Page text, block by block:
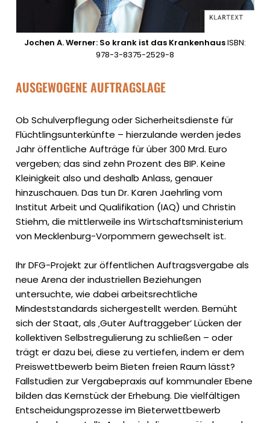
Jochen A. Werner: So krank ist das KrankenhausISBN:
978-3-8375-2529-8
AUSGEWOGENE AUFTRAGSLAGE
Ob Schulverpflegung oder Sicherheitsdienste für
Flüchtlingsunterkünfte – hierzulande werden jedes
Jahr öffentliche Aufträge für über 300 Mrd. Euro
vergeben; das sind zehn Prozent des BIP. Keine
Kleinigkeit also und deshalb Anlass, genauer
hinzuschauen. Das tun Dr. Karen Jaehrling vom
Institut Arbeit und Qualifikation (IAQ) und Christin
Stiehm, die mittlerweile ins Wirtschaftsministerium
von Mecklenburg-Vorpommern gewechselt ist.
Ihr DFG-Projekt zur öffentlichen Auftragsvergabe als
neue Arena der industriellen Beziehungen
untersuchte, wie dabei arbeitsrechtliche
Mindeststandards sichergestellt werden. Bemüht
sich der Staat, als ‚Guter Auftraggeber‘ Lücken der
kollektiven Selbstregulierung zu schließen – oder
trägt er dazu bei, diese zu vertiefen, indem er dem
Preiswettbewerb beim Bieten freien Raum lässt?
Fallstudien zur Vergabepraxis auf kommunaler Ebene
bilden das Kernstück der Erhebung. Die vielfältigen
Entscheidungsprozesse im Bieterwettbewerb